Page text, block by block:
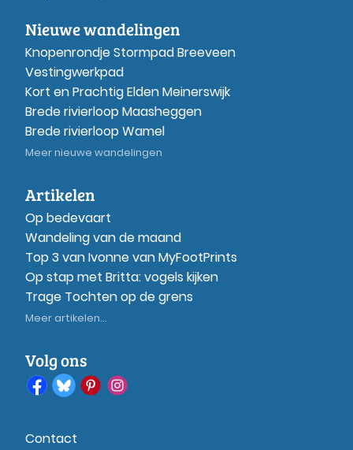
Nieuwe wandelingen
Knopenrondje Stormpad Breeveen
Vestingwerkpad
Kort en Prachtig Elden Meinerswijk
Brede rivierloop Maasheggen
Brede rivierloop Wamel
Meer nieuwe wandelingen
Artikelen
Op bedevaart
Wandeling van de maand
Top 3 van Ivonne van MyFootPrints
Op stap met Britta: vogels kijken
Trage Tochten op de grens
Meer artikelen...
Volg ons
Contact